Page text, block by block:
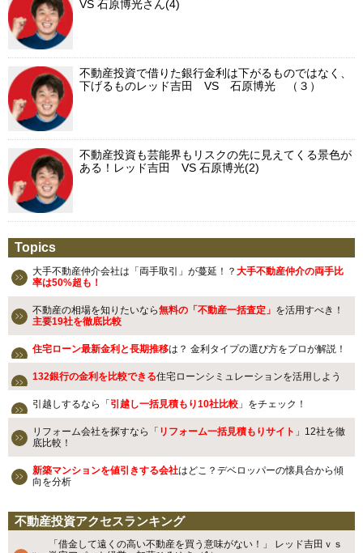
VS 石原博光さん(4)
不動産投資で借りた銀行金利は下がるものではなく、
下げるものレッド吉田 VS 石原博光 （３）
不動産投資も芸能界もリスクの先に見えてくる景色が
ある！レッド吉田 VS 石原博光(2)
Topics
大手不動産仲介会社は「両手取引」が蔓延！？ 大手不動産仲介の両手比
率は50%超も！
不動産の相場を知りたいなら無料の「不動産一括査定」 を活用すべき！
主要19社を徹底比較
住宅ローン最新金利と長期推移は？ 金利タイプの選び方をプロが解説！
132銀行の金利を比較できる住宅ローンシミュレーションを活用しよう
引越しするなら「 引越し一括見積もり10社比較 」をチェック！
リフォーム会社を探すなら「 リフォーム一括見積もりサイト 」12社を徹
底比較！
新築マンションを値引きする会社はどこ？デベロッパーの懐具合から傾
向を分析
不動産投資アクセスランキング
「借金して遠くの高い不動産を買う意味がない！」 レッド吉田ｖｓ